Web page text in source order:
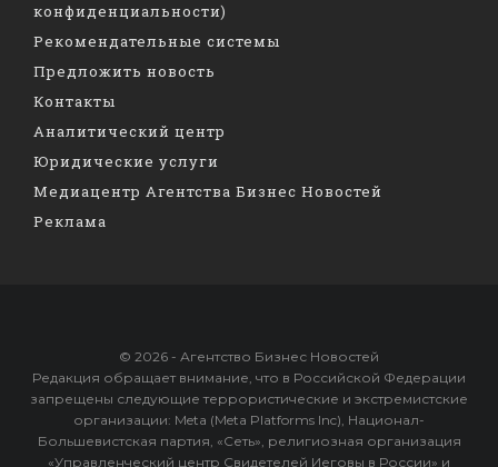
конфиденциальности)
Рекомендательные системы
Предложить новость
Контакты
Аналитический центр
Юридические услуги
Медиацентр Агентства Бизнес Новостей
Реклама
© 2026 - Агентство Бизнес Новостей
Редакция обращает внимание, что в Российской Федерации
запрещены следующие террористические и экстремистские
организации: Meta (Meta Platforms Inc), Национал-
Большевистская партия, «Сеть», религиозная организация
«Управленческий центр Свидетелей Иеговы в России» и